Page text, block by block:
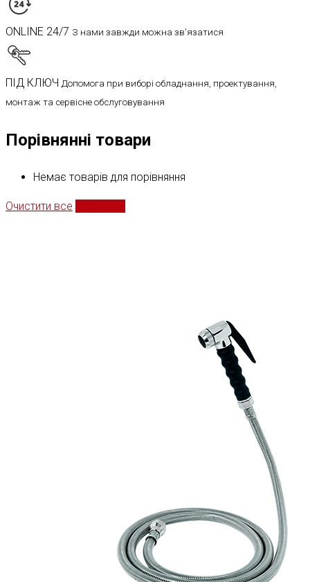
ONLINE 24/7 З нами завжди можна зв'язатися
ПІД КЛЮЧ Допомога при виборі обладнання, проектування,
монтаж та сервісне обслуговування
Порівнянні товари
Немає товарів для порівняння
Очистити все